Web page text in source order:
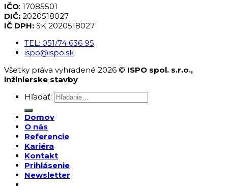
IČO: 17085501
DIČ: 2020518027
IČ DPH: SK 2020518027
TEL: 051/74 636 95
ispo@ispo.sk
Všetky práva vyhradené 2026 © ISPO spol. s.r.o.,
inžinierske stavby
Hľadať:
Domov
O nás
Referencie
Kariéra
Kontakt
Prihlásenie
Newsletter